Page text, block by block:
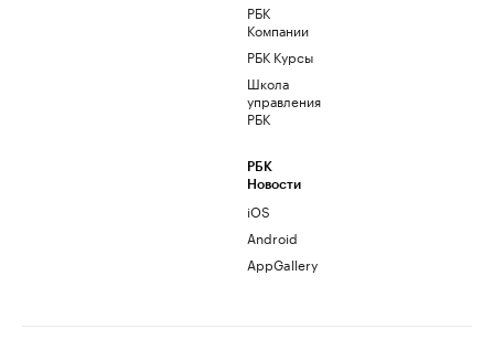
РБК
Компании
РБК Курсы
Школа
управления
РБК
РБК
Новости
iOS
Android
AppGallery